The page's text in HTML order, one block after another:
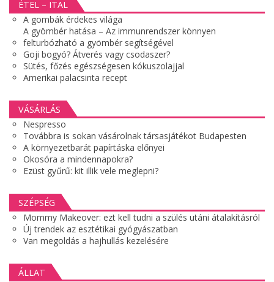
ÉTEL – ITAL
A gombák érdekes világa
A gyömbér hatása – Az immunrendszer könnyen
felturbózható a gyömbér segítségével
Goji bogyó? Átverés vagy csodaszer?
Sütés, főzés egészségesen kókuszolajjal
Amerikai palacsinta recept
VÁSÁRLÁS
Nespresso
Továbbra is sokan vásárolnak társasjátékot Budapesten
A környezetbarát papírtáska előnyei
Okosóra a mindennapokra?
Ezüst gyűrű: kit illik vele meglepni?
SZÉPSÉG
Mommy Makeover: ezt kell tudni a szülés utáni átalakításról
Új trendek az esztétikai gyógyászatban
Van megoldás a hajhullás kezelésére
ÁLLAT